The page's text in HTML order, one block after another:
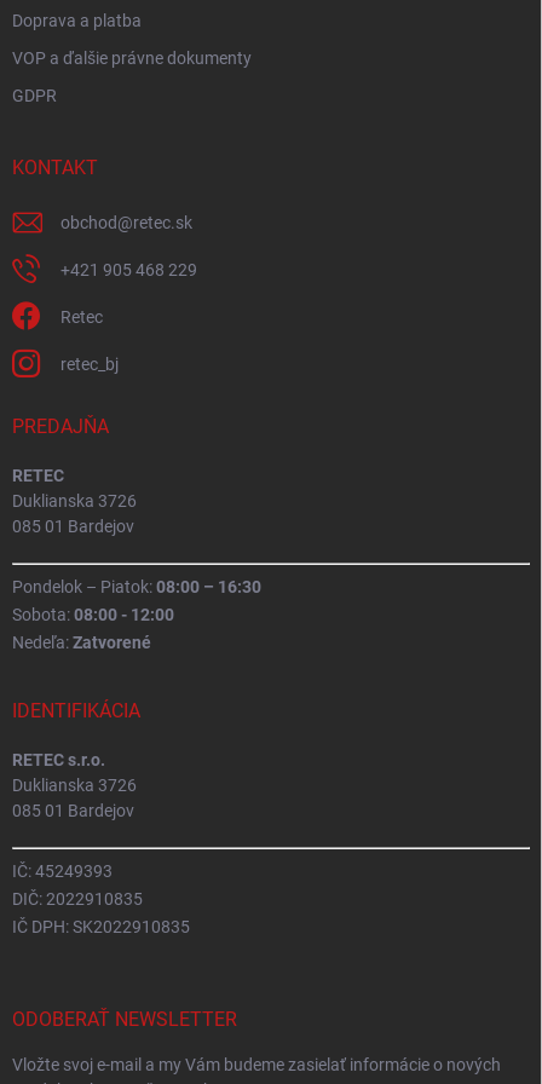
Doprava a platba
VOP a ďalšie právne dokumenty
GDPR
KONTAKT
obchod@retec.sk
+421 905 468 229
Retec
retec_bj
PREDAJŇA
RETEC
Duklianska 3726
085 01 Bardejov
Pondelok – Piatok:08:00 – 16:30
Sobota:08:00 - 12:00
Nedeľa:Zatvorené
IDENTIFIKÁCIA
RETEC s.r.o.
Duklianska 3726
085 01 Bardejov
IČ: 45249393
DIČ: 2022910835
IČ DPH: SK2022910835
ODOBERAŤ NEWSLETTER
Vložte svoj e-mail a my Vám budeme zasielať informácie o nových